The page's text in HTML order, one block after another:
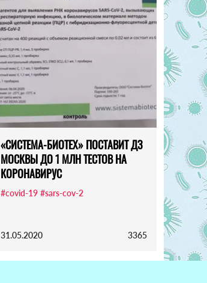
«СИСТЕМА-БИОТЕХ» ПОСТАВИТ ДЗ
МОСКВЫ ДО 1 МЛН ТЕСТОВ НА
КОРОНАВИРУС
#covid-19 #sars-cov-2
31.05.2020 3365